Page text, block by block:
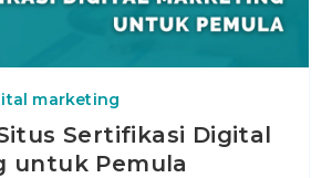
marketing
Sertifikasi Digital
untuk Pemula